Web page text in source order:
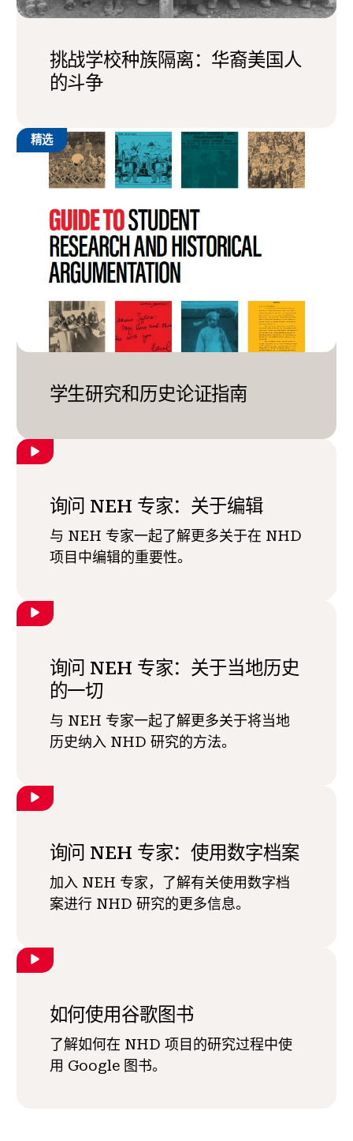
挑战学校种族隔离：华裔美国人
的斗争
精选
学生研究和历史论证指南
询问 NEH 专家：关于编辑
与 NEH 专家一起了解更多关于在 NHD
项目中编辑的重要性。
询问 NEH 专家：关于当地历史
的一切
与 NEH 专家一起了解更多关于将当地
历史纳入 NHD 研究的方法。
询问 NEH 专家：使用数字档案
加入 NEH 专家，了解有关使用数字档
案进行 NHD 研究的更多信息。
如何使用谷歌图书
了解如何在 NHD 项目的研究过程中使
用 Google 图书。